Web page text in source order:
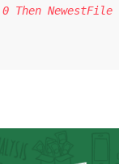
Then NewestFile